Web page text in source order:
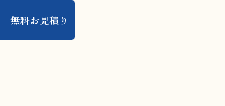
無料お見積り